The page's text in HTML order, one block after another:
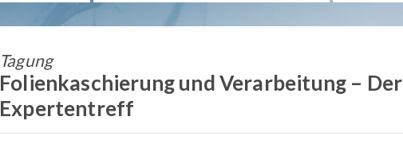
Tagung
Folienkaschierung und Verarbeitung – Der
Expertentreff